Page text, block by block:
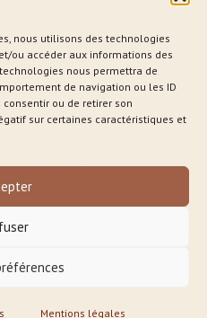
nous utilisons des technologies
ou accéder aux informations des
nous permettra de
de navigation ou les ID
consentir ou de retirer son
sur certaines caractéristiques et
Mentions légales